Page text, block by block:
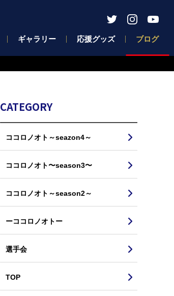
ギャラリー 応援グッズ ブログ
CATEGORY
ココロノオト～seazon4～
ココロノオト〜season3〜
ココロノオト～season2～
ーココロノオトー
選手会
TOP